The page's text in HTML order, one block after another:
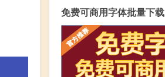
免费可商用字体批量下载